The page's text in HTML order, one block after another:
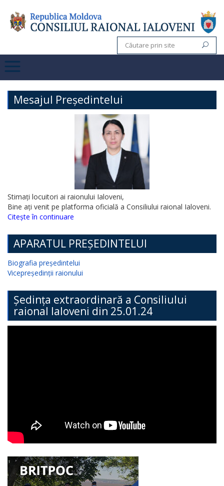
Mesajul Președintelui
Stimați locuitori ai raionului Ialoveni,
Bine ați venit pe platforma oficială a Consiliului raional Ialoveni.
Citește în continuare
APARATUL PREȘEDINTELUI
Biografia președintelui
Vicepreședinții raionului
Ședința extraordinară a Consiliului
raional Ialoveni din 25.01.24